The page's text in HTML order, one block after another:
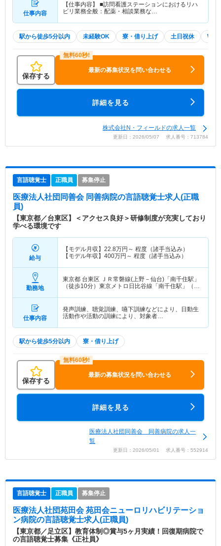
仕事内容
【仕事内容】 ■訪問看護ステーションにおけるリハ
ビリ業務全般：配薬・相談業務な…
駅から徒歩5分以内 未経験OK 寮・借り上げ 土日祝休
保存する
最新の募集状況を問い合わせる
詳細を見る
株式会社N・フィールドの求人一覧
更新日：2026/05/07 求人番号：713784
言語聴覚士 正職員 募集停止
医療法人社団同善会 同善病院の言語聴覚士求人(正職
員)
【東京都／台東区】＜アクセス良好＞研修制度が充実しており
学べる環境です
給与
【モデル月収】 22.8万円～ 程度（諸手当込み）
【モデル年収】 400万円～ 程度（諸手当込み）
勤務地
東京都 台東区 ＪＲ常磐線(上野－仙台)「南千住駅」
（徒歩10分）東京メトロ日比谷線「南千住駅」（徒
仕事内容
発声訓練、聴覚訓練、嚥下訓練などにより、日動生
活動作や活動の訓練により、対象者…
駅から徒歩5分以内 寮・借り上げ
保存する
最新の募集状況を問い合わせる
詳細を見る
医療法人社団同善会 同善病院の求人一
覧
更新日：2026/05/01 求人番号：552914
言語聴覚士 正職員 募集停止
医療法人社団苑田会 苑田会ニューロリハビリテーショ
ン病院の言語聴覚士求人(正職員)
【東京都／足立区】教育体制◎賞与5ヶ月実績！回復期病院で
の言語聴覚士募集《正社員》